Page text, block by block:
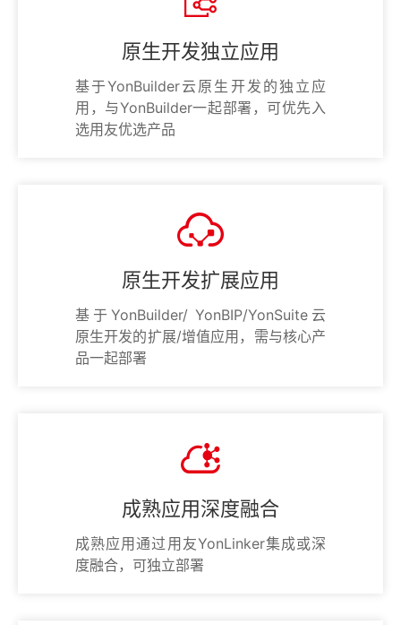
原生开发独立应用
基于YonBuilder云原生开发的独立应
用，与YonBuilder一起部署，可优先入
选用友优选产品
原生开发扩展应用
基于YonBuilder/ YonBIP/YonSuite云
原生开发的扩展/增值应用，需与核心产
品一起部署
成熟应用深度融合
成熟应用通过用友YonLinker集成或深
度融合，可独立部署